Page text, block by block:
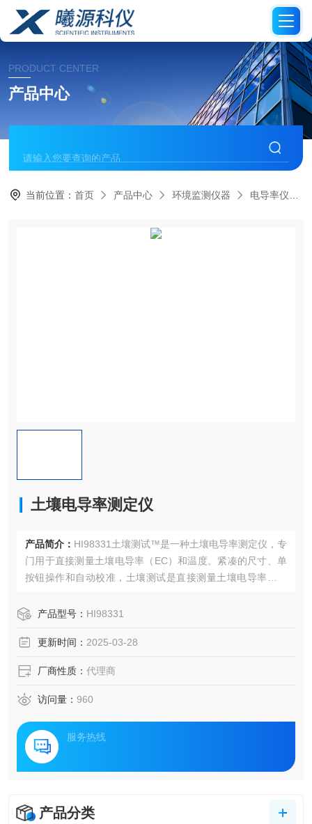
PRODUCT CENTER
产品中心
当前位置：首页 产品中心 环境监测仪器 电导率仪
土壤电导率测定仪
产品简介： HI98331土壤测试™是一种土壤电导率测定仪，专
门用于直接测量土壤电导率（EC）和温度。紧凑的尺寸、单
按钮操作和自动校准，土壤测试是直接测量土壤电导率的优
产品型号： HI98331
更新时间： 2025-03-28
厂商性质： 代理商
访问量： 960
服务热线
产品分类